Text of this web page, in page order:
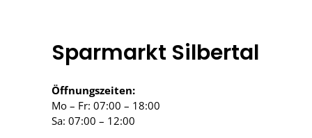
Sparmarkt Silbertal
Öffnungszeiten:
Mo – Fr: 07:00 – 18:00
Sa: 07:00 – 12:00